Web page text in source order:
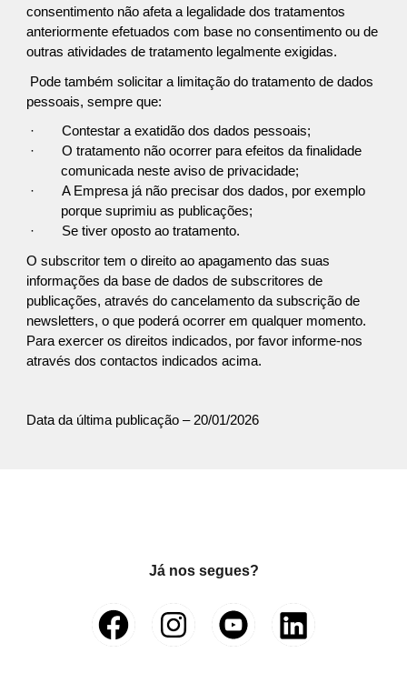
consentimento não afeta a legalidade dos tratamentos
anteriormente efetuados com base no consentimento ou de
outras atividades de tratamento legalmente exigidas.
Pode também solicitar a limitação do tratamento de dados
pessoais, sempre que:
·
Contestar a exatidão dos dados pessoais;
·
O tratamento não ocorrer para efeitos da finalidade
comunicada neste aviso de privacidade;
·
A Empresa já não precisar dos dados, por exemplo
porque suprimiu as publicações;
·
Se tiver oposto ao tratamento.
O subscritor tem o direito ao apagamento das suas
informações da base de dados de subscritores de
publicações, através do cancelamento da subscrição de
newsletters, o que poderá ocorrer em qualquer momento.
Para exercer os direitos indicados, por favor informe-nos
através dos contactos indicados acima.
Data da última publicação – 20/01/2026
Já nos segues?